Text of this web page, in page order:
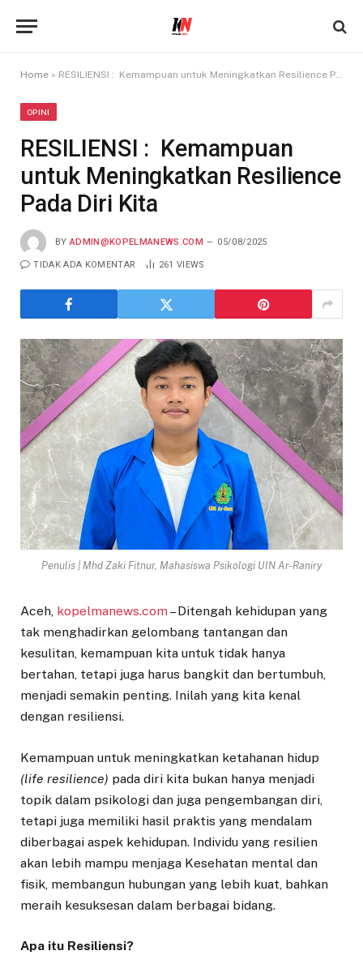
Home » RESILIENSI : Kemampuan untuk Meningkatkan Resilience Pada Diri Kita
OPINI
RESILIENSI : Kemampuan
untuk Meningkatkan Resilience
Pada Diri Kita
BY ADMIN@KOPELMANEWS.COM 05/08/2025
TIDAK ADA KOMENTAR 261 VIEWS
Penulis | Mhd Zaki Fitnur, Mahasiswa Psikologi UIN Ar-Raniry
Aceh, kopelmanews.com– Ditengah kehidupan yang
tak menghadirkan gelombang tantangan dan
kesulitan, kemampuan kita untuk tidak hanya
bertahan, tetapi juga harus bangkit dan bertumbuh,
menjadi semakin penting. Inilah yang kita kenal
dengan resiliensi.
Kemampuan untuk meningkatkan ketahanan hidup
(life resilience) pada diri kita bukan hanya menjadi
topik dalam psikologi dan juga pengembangan diri,
tetapi juga memiliki hasil praktis yang mendalam
diberbagai aspek kehidupan. Individu yang resilien
akan lebih mampu menjaga Kesehatan mental dan
fisik, membangun hubungan yang lebih kuat, bahkan
meraih kesuksesan dalam berbagai bidang.
Apa itu Resiliensi?